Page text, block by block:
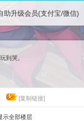
助升级会员(支付宝/微信)
到哭。
[复制链接]
示全部楼层